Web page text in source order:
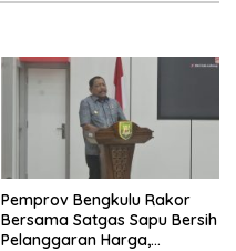
Pemprov Bengkulu Rakor
Bersama Satgas Sapu Bersih
Pelanggaran Harga,